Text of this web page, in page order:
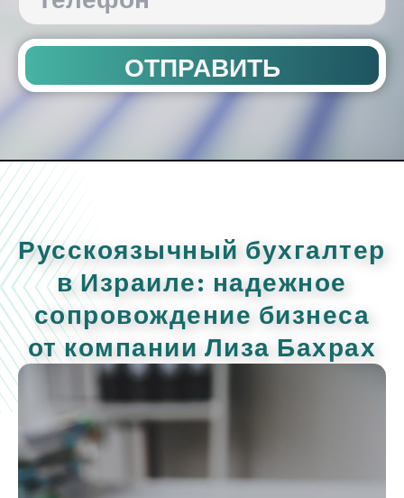
ОТПРАВИТЬ
Русскоязычный бухгалтер
в Израиле: надежное
сопровождение бизнеса
от компании Лиза Бахрах